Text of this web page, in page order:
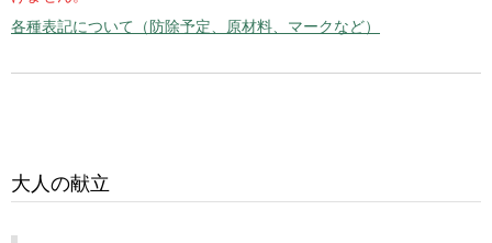
各種表記について（防除予定、原材料、マークなど）
大人の献立